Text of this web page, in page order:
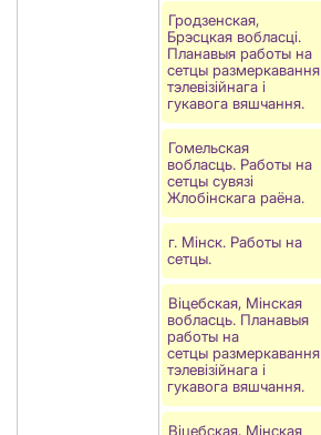
Гродзенская,
Брэсцкая вобласці.
Планавыя работы на
сетцы размеркавання
тэлевізійнага і
гукавога вяшчання.
Гомельская
вобласць. Работы на
сетцы сувязі
Жлобiнскага раёна.
г. Мінск. Работы на
сетцы.
Віцебская, Мінская
вобласць. Планавыя
работы на
сетцы размеркавання
тэлевізійнага і
гукавога вяшчання.
Віцебская, Мінская